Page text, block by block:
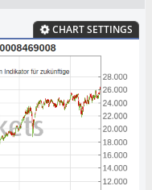
CHART SETTINGS